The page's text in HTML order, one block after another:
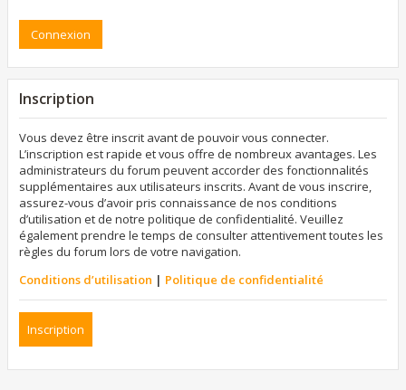
Inscription
Vous devez être inscrit avant de pouvoir vous connecter.
L’inscription est rapide et vous offre de nombreux avantages. Les
administrateurs du forum peuvent accorder des fonctionnalités
supplémentaires aux utilisateurs inscrits. Avant de vous inscrire,
assurez-vous d’avoir pris connaissance de nos conditions
d’utilisation et de notre politique de confidentialité. Veuillez
également prendre le temps de consulter attentivement toutes les
règles du forum lors de votre navigation.
Conditions d’utilisation | Politique de confidentialité
Inscription